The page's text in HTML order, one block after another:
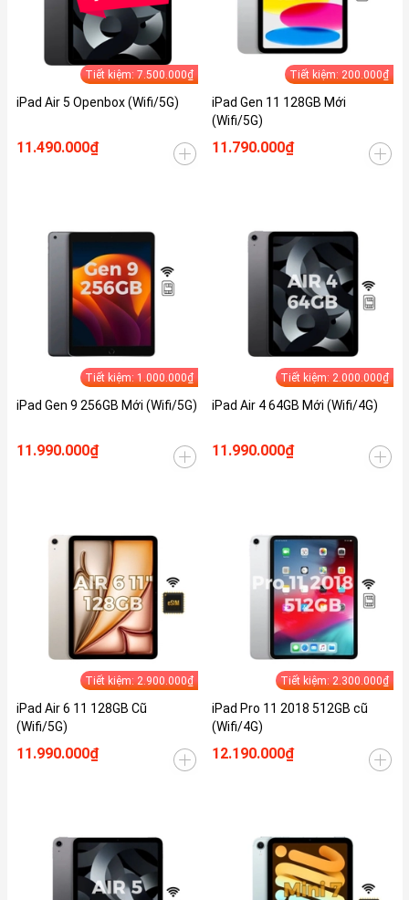
Tiết kiệm: 7.500.000₫
iPad Air 5 Openbox (Wifi/5G)
11.490.000₫
Tiết kiệm: 200.000₫
iPad Gen 11 128GB Mới
(Wifi/5G)
11.790.000₫
Tiết kiệm: 1.000.000₫
iPad Gen 9 256GB Mới (Wifi/5G)
11.990.000₫
Tiết kiệm: 2.000.000₫
iPad Air 4 64GB Mới (Wifi/4G)
11.990.000₫
Tiết kiệm: 2.900.000₫
iPad Air 6 11 128GB Cũ
(Wifi/5G)
11.990.000₫
Tiết kiệm: 2.300.000₫
iPad Pro 11 2018 512GB cũ
(Wifi/4G)
12.190.000₫